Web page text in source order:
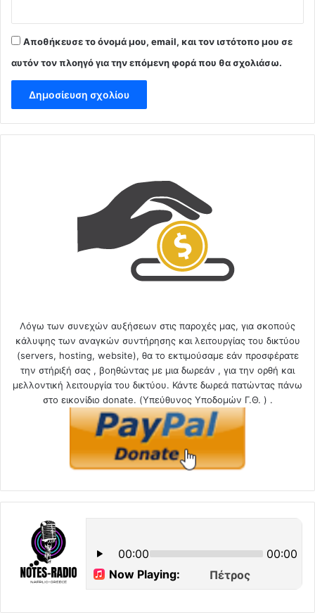
Αποθήκευσε το όνομά μου, email, και τον ιστότοπο μου σε
αυτόν τον πλοηγό για την επόμενη φορά που θα σχολιάσω.
Λόγω των συνεχών αυξήσεων στις παροχές μας, για σκοπούς
κάλυψης των αναγκών συντήρησης και λειτουργίας του δικτύου
(servers, hosting, website), θα το εκτιμούσαμε εάν προσφέρατε
την στήριξή σας , βοηθώντας με μια δωρεάν , για την ορθή και
μελλοντική λειτουργία του δικτύου. Κάντε δωρεά πατώντας πάνω
στο εικονίδιο donate. (Υπεύθυνος Υποδομών Γ.Θ. ) .